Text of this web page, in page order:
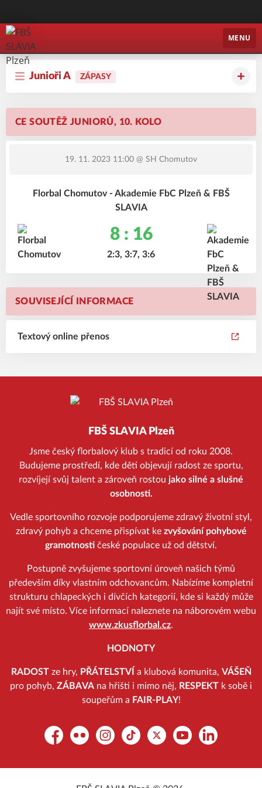
FBŠ SLAVIA Plzeň
MENU
Junioři A ZÁPASY
CE SOUTĚŽ JUNIORŮ, 10. KOLO
19. 11. 2023 11:00 @ SH Chomutov
Florbal Chomutov - Akademie FbC Plzeň & FBŠ
SLAVIA
8 : 16
2:3, 3:7, 3:6
SOUVISEJÍCÍ INFORMACE
Textový online přenos
FBŠ SLAVIA Plzeň
Jsme český florbalový klub s tradicí od roku 2008.
Budujeme prostředí, kde děti objevují radost ze sportu,
rozvíjejí svůj talent a zároveň rostou jako silné a slušné
osobnosti.
Vedle sportovního rozvoje podporujeme zdravý životní styl,
zdravý pohyb a chceme přispívat kezvyšování pohybové
gramotnosti české populace už od dětství.
Postupně zvyšujeme sportovní úroveň našich týmů
především díky vlastním odchovancům. Nabízíme kompletní
strukturu chlapeckých i dívčích kategorií, kde si každý může
najít své místo. Více informací naleznete na náborovém webu
www.zkusflorbal.cz.
HODNOTY
RADOSTze hry, PŘÁTELSTVÍ a klubová komunita, VÁŠEŇ
pro pohyb, ZÁBAVA na hřišti i mimo něj, RESPEKT k sobě i
soupeřům a FAIR-PLAY!
FacebookFlickr Instagram
TikTok Platform X
YouTubeLinkedIn